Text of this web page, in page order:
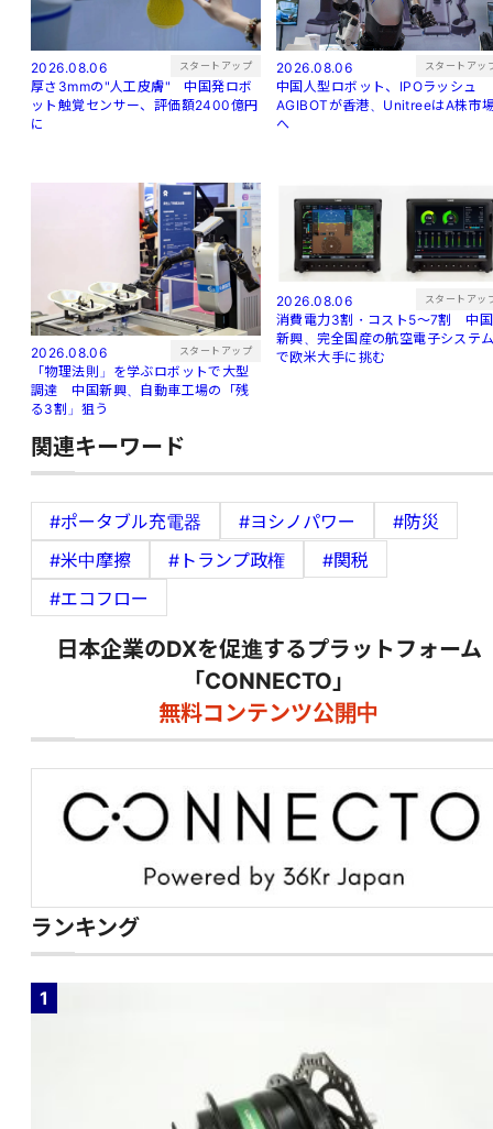
2026.08.06 スタートアップ
厚さ3mmの"人工皮膚" 中国発ロボ
ット触覚センサー、評価額2400億円
に
2026.08.06 スタートアッ
中国人型ロボット、IPOラッシュ
AGIBOTが香港、UnitreeはA株市
へ
2026.08.06 スタートアップ
「物理法則」を学ぶロボットで大型
調達 中国新興、自動車工場の「残
る3割」狙う
2026.08.06 スタートアッ
消費電力3割・コスト5〜7割 中国
新興、完全国産の航空電子システ
で欧米大手に挑む
関連キーワード
#ポータブル充電器 #ヨシノパワー
#防災
#米中摩擦
#トランプ政権
#関税
#エコフロー
日本企業のDXを促進するプラットフォーム
「CONNECTO」
無料コンテンツ公開中
ランキング
1